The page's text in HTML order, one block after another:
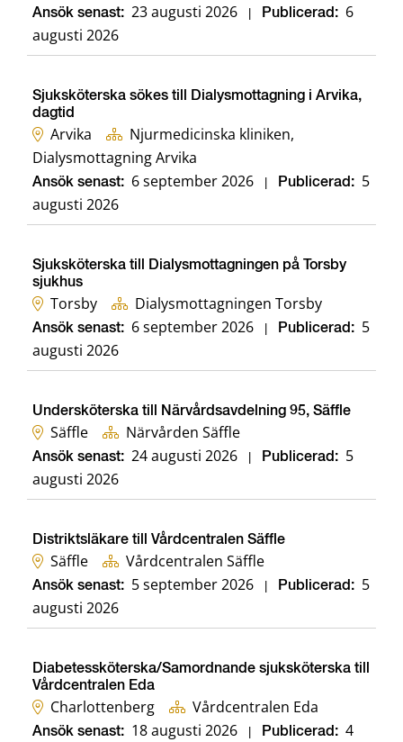
Ansök senast: 23 augusti 2026 Publicerad: 6
augusti 2026
Sjuksköterska sökes till Dialysmottagning i Arvika,
dagtid
Arvika
Njurmedicinska kliniken,
Dialysmottagning Arvika
Ansök senast: 6 september 2026 Publicerad: 5
augusti 2026
Sjuksköterska till Dialysmottagningen på Torsby
sjukhus
Torsby Dialysmottagningen Torsby
Ansök senast: 6 september 2026 Publicerad: 5
augusti 2026
Undersköterska till Närvårdsavdelning 95, Säffle
Säffle Närvården Säffle
Ansök senast: 24 augusti 2026 Publicerad: 5
augusti 2026
Distriktsläkare till Vårdcentralen Säffle
Säffle Vårdcentralen Säffle
Ansök senast: 5 september 2026 Publicerad: 5
augusti 2026
Diabetessköterska/Samordnande sjuksköterska till
Vårdcentralen Eda
Charlottenberg Vårdcentralen Eda
Ansök senast: 18 augusti 2026 Publicerad: 4